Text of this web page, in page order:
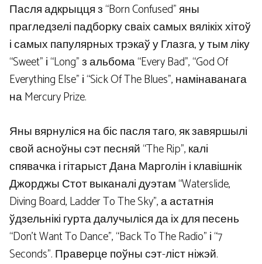
Пасля адкрыцця з “Born Confused” яны
прагледзелі падборку сваіх самых вялікіх хітоў
і самых папулярных трэкаў у Глазга, у тым ліку
“Sweet” і “Long” з альбома “Every Bad”, “God Of
Everything Else” і “Sick Of The Blues”, намінаванага
на Mercury Prize.
Яны вярнуліся на біс пасля таго, як завяршылі
свой асноўны сэт песняй “The Rip”, калі
спявачка і гітарыст Дана Марголін і клавішнік
Джорджы Стот выканалі дуэтам “Waterslide,
Diving Board, Ladder To The Sky”, а астатнія
ўдзельнікі гурта далучыліся да іх для песень
“Don’t Want To Dance”, “Back To The Radio” і “7
Seconds”. Праверце поўны сэт-ліст ніжэй.